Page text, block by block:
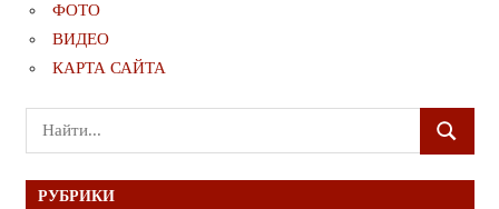
ФОТО
ВИДЕО
КАРТА САЙТА
Поиск
для:
ПОИСК
РУБРИКИ